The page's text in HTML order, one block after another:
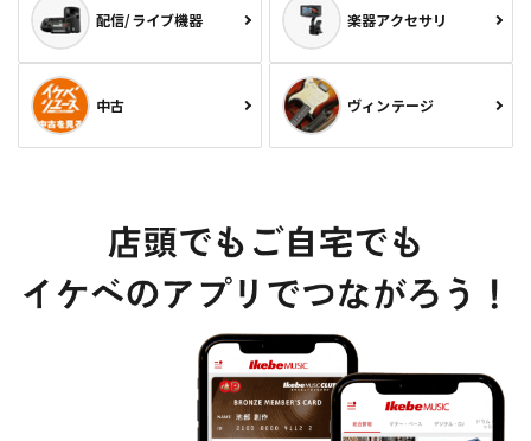
配信/ライブ機器 楽器アクセサリ
中古 ヴィンテージ